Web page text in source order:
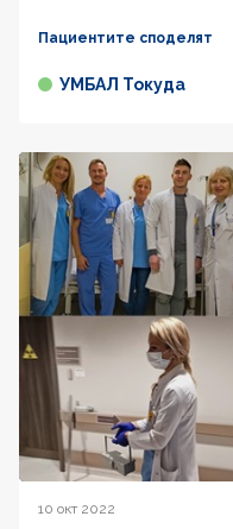
Пациентите споделят
УМБАЛ Токуда
10 окт 2022